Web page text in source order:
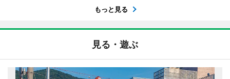
もっと見る
見る・遊ぶ